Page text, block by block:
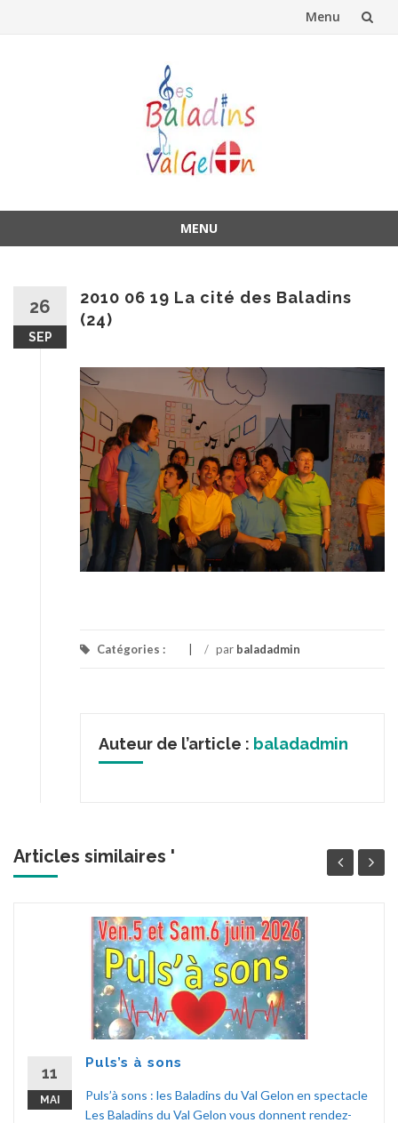
Menu
MENU
26
SEP
2010 06 19 La cité des Baladins
(24)
Catégories : / par baladadmin
Auteur de l’article : baladadmin
Articles similaires '
11
MAI
Puls’s à sons
Puls’à sons : les Baladins du Val Gelon en spectacle
Les Baladins du Val Gelon vous donnent rendez-